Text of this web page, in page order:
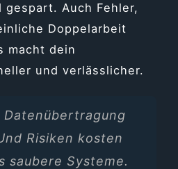
Auch Fehler,
Doppelarbeit
macht dein
und verlässlicher.
Datenübertragung
Risiken kosten
saubere Systeme.